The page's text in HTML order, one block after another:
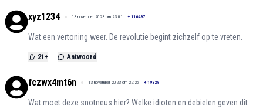
xyz1234 13 november 2023 om 23:01 + 116497
Wat een vertoning weer. De revolutie begint zichzelf op te vreten.
21 + Antwoord
fczwx4mt6n 13 november 2023 om 22:26 + 19329
Wat moet deze snotneus hier? Welke idioten en debielen geven dit